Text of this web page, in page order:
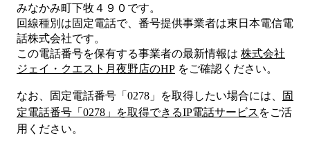
みなかみ町下牧４９０ です。
回線種別は固定電話で、番号提供事業者は東日本電信電
話株式会社です。
この電話番号を保有する事業者の最新情報は 株式会社
ジェイ・クエスト月夜野店のHP をご確認ください。
なお、固定電話番号「 0278 」を取得したい場合には、
固
定電話番号「 0278 」を取得できるIP電話サービス をご活
用ください。